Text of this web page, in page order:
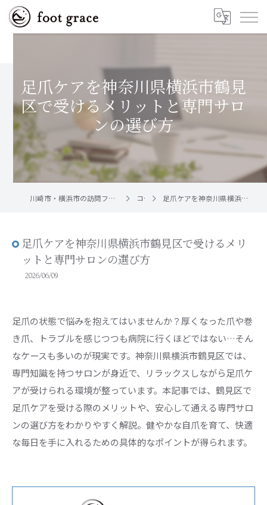
足爪ケアを神奈川県横浜市鶴見
区で受けるメリットと専門サロ
ンの選び方
川崎市・横浜市の訪問フットケア｜足と爪のお手入れ屋さん foot grace コラム 足爪ケアを神奈川県横浜市鶴見区で受けるメリットと専門サロンの選び方
足爪ケアを神奈川県横浜市鶴見区で受けるメリ
ットと専門サロンの選び方
2026/06/09
足爪の状態で悩みを抱えてはいませんか？厚くなった爪や巻
き爪、トラブルを感じつつも病院に行くほどではない…そん
なケースも多いのが現実です。神奈川県横浜市鶴見区では、
専門知識を持つサロンが身近で、リラックスしながら足爪ケ
アが受けられる環境が整っています。本記事では、鶴見区で
足爪ケアを受ける際のメリットや、安心して通える専門サロ
ンの選び方をわかりやすく解説。健やかな自爪を育て、快適
な毎日を手に入れるための具体的なポイントが得られます。